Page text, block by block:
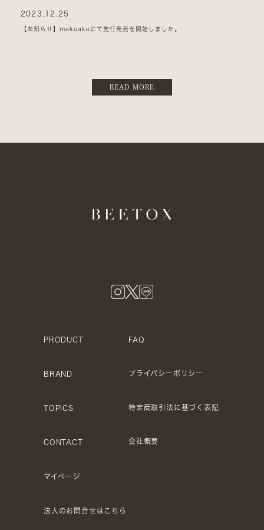
2023.12.25
【お知らせ】makuakeにて先行発売を開始しました。
READ MORE
PRODUCT
BRAND
TOPICS
CONTACT
マイページ
法人のお問合せはこちら
FAQ
プライバシーポリシー
特定商取引法に基づく表記
会社概要